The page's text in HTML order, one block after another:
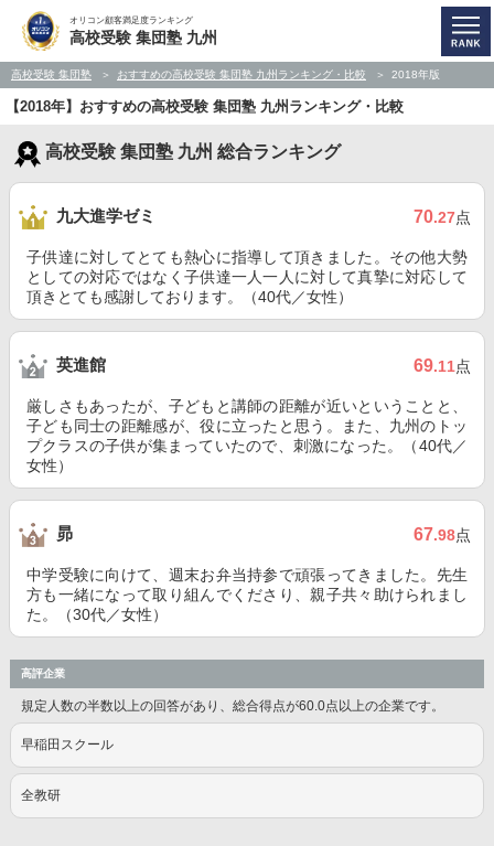
オリコン顧客満足度ランキング
高校受験 集団塾 九州
高校受験 集団塾 おすすめの高校受験 集団塾 九州ランキング・比較 2018年版
【2018年】おすすめの高校受験 集団塾 九州ランキング・比較
高校受験 集団塾 九州 総合ランキング
九大進学ゼミ 70.27点
子供達に対してとても熱心に指導して頂きました。その他大勢
としての対応ではなく子供達一人一人に対して真摯に対応して
頂きとても感謝しております。（40代／女性）
英進館 69.11点
厳しさもあったが、子どもと講師の距離が近いということと、
子ども同士の距離感が、役に立ったと思う。また、九州のトッ
プクラスの子供が集まっていたので、刺激になった。（40代／
女性）
昴 67.98点
中学受験に向けて、週末お弁当持参で頑張ってきました。先生
方も一緒になって取り組んでくださり、親子共々助けられまし
た。（30代／女性）
高評企業
規定人数の半数以上の回答があり、総合得点が60.0点以上の企業です。
早稲田スクール
全教研